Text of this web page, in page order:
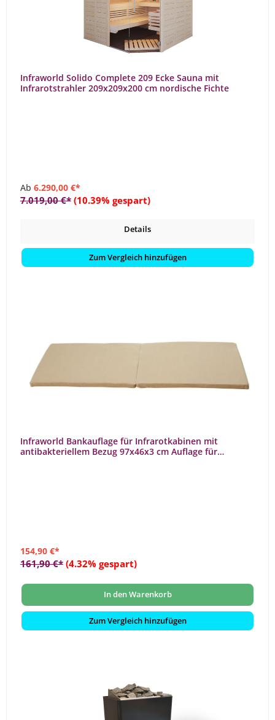
Infraworld Solido Complete 209 Ecke Sauna mit
Infrarotstrahler 209x209x200 cm nordische Fichte
Ab 6.290,00 €*
7.019,00 €* (10.39% gespart)
Details
Zum Vergleich hinzufügen
Infraworld Bankauflage für Infrarotkabinen mit
antibakteriellem Bezug 97x46x3 cm Auflage für
154,90 €*
161,90 €* (4.32% gespart)
In den Warenkorb
Zum Vergleich hinzufügen